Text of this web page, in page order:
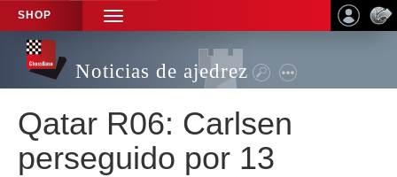
SHOP
TOGGLE
NAVIGATION
Noticias de ajedrez
Qatar R06: Carlsen
perseguido por 13